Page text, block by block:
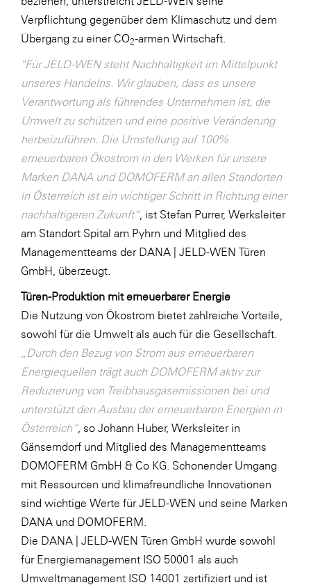
Zühlke
Media
Verpflichtung gegenüber dem Klimaschutz und dem
Übergang zu einer CO2-armen Wirtschaft.
"Für JELD-WEN steht Nachhaltigkeit im Mittelpunkt
unseres Handelns. Wir glauben, dass es unsere
Verantwortung als führendes Unternehmen ist, die
Umwelt zu schützen und eine positive Veränderung
herbeizuführen. Die Umstellung auf 100%
erneuerbaren Ökostrom in den Werken für unsere
Marken DANA und DOMOFERM an allen Standorten
in Österreich ist ein wichtiger Schritt in Richtung einer
nachhaltigeren Zukunft“, ist Stefan Purrer, Werksleiter
am Standort Spital am Pyhrn und Mitglied des
Managementteams der DANA | JELD-WEN Türen
GmbH, überzeugt.
Türen-Produktion mit erneuerbarer Energie
Die Nutzung von Ökostrom bietet zahlreiche Vorteile,
sowohl für die Umwelt als auch für die Gesellschaft.
„Durch den Bezug von Strom aus erneuerbaren
Energiequellen trägt auch DOMOFERM aktiv zur
Reduzierung von Treibhausgasemissionen bei und
unterstützt den Ausbau der erneuerbaren Energien in
Österreich“, so Johann Huber, Werksleiter in
Gänserndorf und Mitglied des Managementteams
DOMOFERM GmbH & Co KG. Schonender Umgang
mit Ressourcen und klimafreundliche Innovationen
sind wichtige Werte für JELD-WEN und seine Marken
DANA und DOMOFERM.
Die DANA | JELD-WEN Türen GmbH wurde sowohl
für Energiemanagement ISO 50001 als auch
Umweltmanagement ISO 14001 zertifiziert und ist